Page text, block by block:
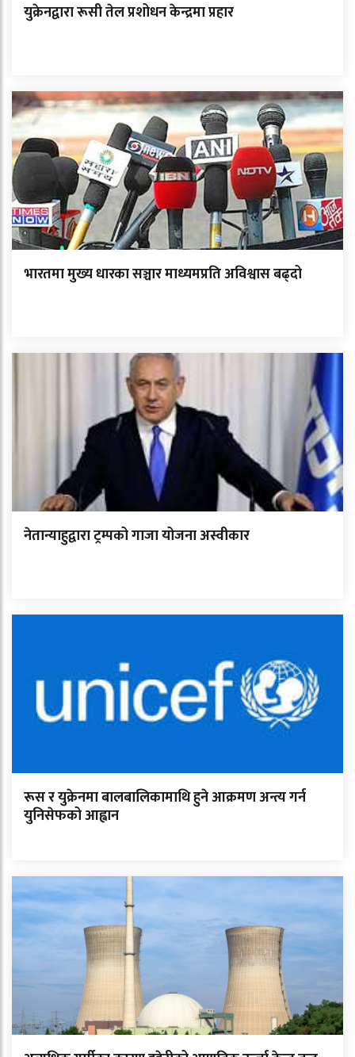
युक्रेनद्वारा रूसी तेल प्रशोधन केन्द्रमा प्रहार
भारतमा मुख्य धारका सञ्चार माध्यमप्रति अविश्वास बढ्दो
नेतान्याहुद्वारा ट्रम्पको गाजा योजना अस्वीकार
रूस र युक्रेनमा बालबालिकामाथि हुने आक्रमण अन्त्य गर्न
युनिसेफको आह्वान